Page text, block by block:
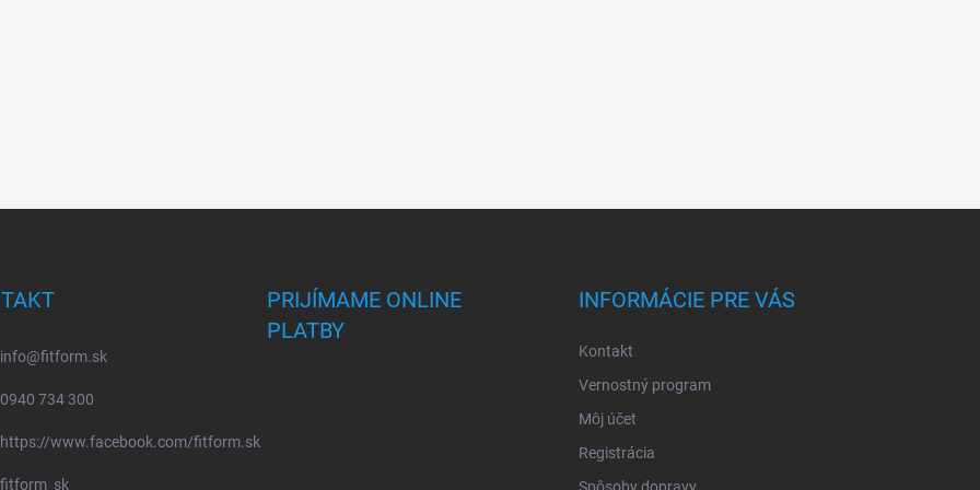
info@fitform.sk
0940 734 300
https://www.facebook.com/fitform.sk
fitform_sk
PRIJÍMAME ONLINE
PLATBY
INFORMÁCIE PRE VÁS
Kontakt
Vernostný program
Môj účet
Registrácia